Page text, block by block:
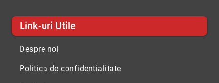
Link-uri Utile
Despre noi
Politica de confidentialitate